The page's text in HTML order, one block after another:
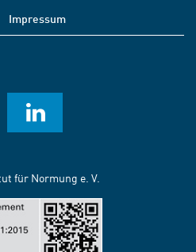
Impressum
für Normung e. V.